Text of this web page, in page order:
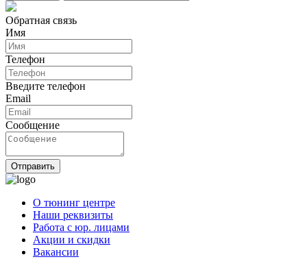
Обратная связь
Имя
Телефон
Введите телефон
Email
Сообщение
Отправить
О тюнинг центре
Наши реквизиты
Работа с юр. лицами
Акции и скидки
Вакансии